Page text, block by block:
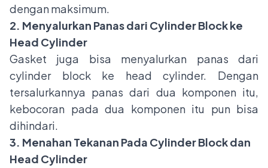
dengan maksimum.
2. Menyalurkan Panas dari Cylinder Block ke
Head Cylinder
Gasket juga bisa menyalurkan panas dari
cylinder block ke head cylinder. Dengan
tersalurkannya panas dari dua komponen itu,
kebocoran pada dua komponen itu pun bisa
dihindari.
3. Menahan Tekanan Pada Cylinder Block dan
Head Cylinder